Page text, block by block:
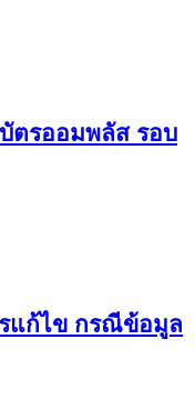
ตรออมพลัส รอบ
แก้ไข กรณีข้อมูล